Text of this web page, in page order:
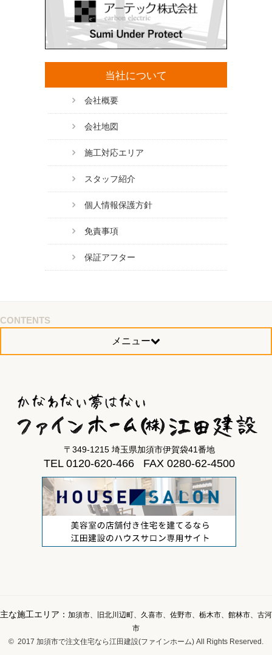
当社について
会社概要
会社地図
施工対応エリア
スタッフ紹介
個人情報保護方針
免責事項
保証アフター
CONTENTS
メニュー
〒349-1215 埼玉県加須市伊賀袋41番地
TEL 0120-620-466 FAX 0280-62-4500
主な施工エリア： 加須市、旧北川辺町、久喜市、佐野市、栃木市、館林市、古河
市
© 2017 加須市で注文住宅なら江田建設(ファインホーム) All Rights Reserved.